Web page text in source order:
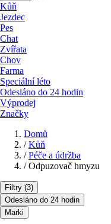
Kůň
Jezdec
Pes
Chat
Zvířata
Chov
Farma
Speciální léto
Odesláno do 24 hodin
Výprodej
Značky
Domů
/ Kůň
/ Péče a údržba
/ Odpuzovač hmyzu
Filtry (3)
Odesláno do 24 hodin
Marki